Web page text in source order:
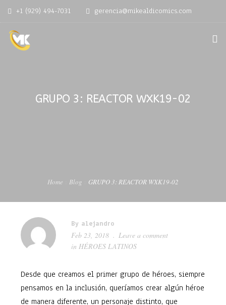
+1 (929) 494-7031 gerencia@mikealdicomics.com
GRUPO 3: REACTOR WXK19-02
Home Blog GRUPO 3: REACTOR WXK19-02
By alejandro
Feb 23, 2018
Leave a comment
inHÉROES LATINOS
Desde que creamos el primer grupo de héroes, siempre
pensamos en la inclusión, queríamos crear algún héroe
de manera diferente, un personaje distinto, que